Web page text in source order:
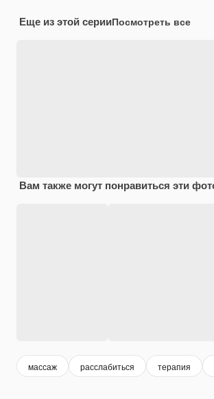
Еще из этой серииПосмотреть все
Вам также могут понравиться эти
массаж расслабиться терапия